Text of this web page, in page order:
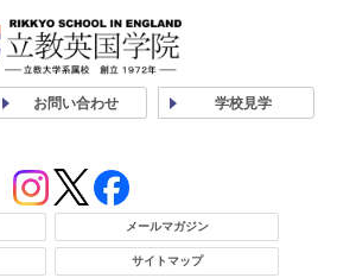
お問い合わせ 学校見学
メールマガジン
サイトマップ